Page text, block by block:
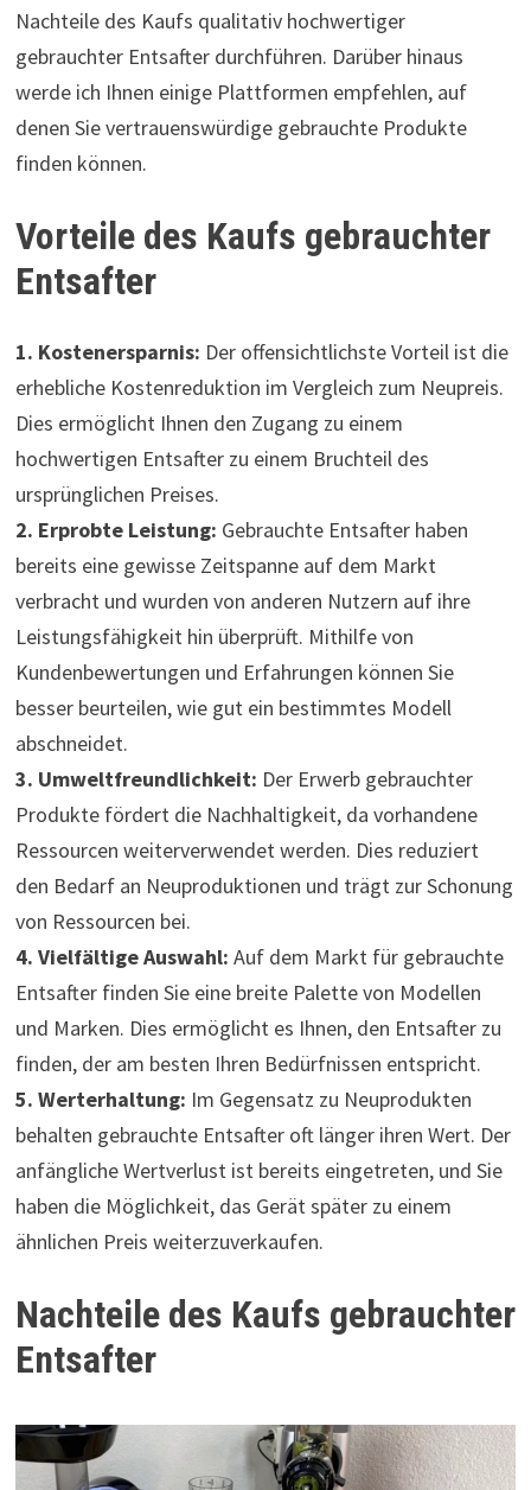
Nachteile des Kaufs qualitativ hochwertiger
gebrauchter Entsafter durchführen. Darüber hinaus
werde ich Ihnen einige Plattformen empfehlen, auf
denen Sie vertrauenswürdige gebrauchte Produkte
finden können.
Vorteile des Kaufs gebrauchter
Entsafter
1. Kostenersparnis: Der offensichtlichste Vorteil ist die
erhebliche Kostenreduktion im Vergleich zum Neupreis.
Dies ermöglicht Ihnen den Zugang zu einem
hochwertigen Entsafter zu einem Bruchteil des
ursprünglichen Preises.
2. Erprobte Leistung: Gebrauchte Entsafter haben
bereits eine gewisse Zeitspanne auf dem Markt
verbracht und wurden von anderen Nutzern auf ihre
Leistungsfähigkeit hin überprüft. Mithilfe von
Kundenbewertungen und Erfahrungen können Sie
besser beurteilen, wie gut ein bestimmtes Modell
abschneidet.
3. Umweltfreundlichkeit: Der Erwerb gebrauchter
Produkte fördert die Nachhaltigkeit, da vorhandene
Ressourcen weiterverwendet werden. Dies reduziert
den Bedarf an Neuproduktionen und trägt zur Schonung
von Ressourcen bei.
4. Vielfältige Auswahl: Auf dem Markt für gebrauchte
Entsafter finden Sie eine breite Palette von Modellen
und Marken. Dies ermöglicht es Ihnen, den Entsafter zu
finden, der am besten Ihren Bedürfnissen entspricht.
5. Werterhaltung: Im Gegensatz zu Neuprodukten
behalten gebrauchte Entsafter oft länger ihren Wert. Der
anfängliche Wertverlust ist bereits eingetreten, und Sie
haben die Möglichkeit, das Gerät später zu einem
ähnlichen Preis weiterzuverkaufen.
Nachteile des Kaufs gebrauchter
Entsafter